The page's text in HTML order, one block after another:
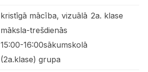
kristīgā mācība, vizuālā
māksla-trešdienās
15:00-16:00sākumskolā
(2a.klase) grupa
2a. klase